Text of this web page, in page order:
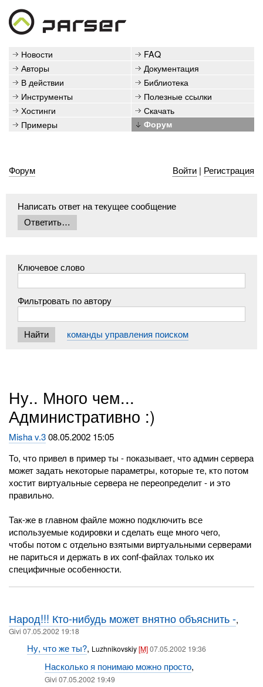
Новости
FAQ
Авторы
Документация
В действии
Библиотека
Инструменты
Полезные ссылки
Хостинги
Скачать
Примеры
Форум
Форум Войти| Регистрация
Написать ответ на текущее сообщение
Ключевое слово
Фильтровать по автору
команды управления поиском
Ну.. Много чем...
Административно :)
Misha v.308.05.2002 15:05
То, что привел в пример ты - показывает, что админ сервера
может задать некоторые параметры, которые те, кто потом
хостит виртуальные сервера не переопределит - и это
правильно.
Так-же в главном файле можно подключить все
используемые кодировки и сделать еще много чего,
чтобы потом с отдельно взятыми виртуальными серверами
не париться и держать в их conf-файлах только их
специфичные особенности.
Народ!!! Кто-нибудь может внятно объяснить -,
Givi 07.05.2002 19:18
Ну, что же ты?, Luzhnikovskiy[M] 07.05.2002 19:36
Насколько я понимаю можно просто,
Givi 07.05.2002 19:49